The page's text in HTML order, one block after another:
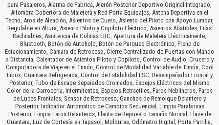
para Pasajeros, Alarma de Fabrica, Alerón Posterior Deportivo Original Integrado,
Alfombra Cobertora de Maletera y Red Porta Equipajes, Antena Deportiva en el
Techo, Aros de Aleación, Asientos de Cuero, Asiento del Piloto con Apoyo Lumbar,
Regulable en Altura, Asiento Piloto y Copiloto Eléctrico, Asientos Abatibles, Filas
Reclinables, Asistencia de Colinas EBC, Apertura de Maletera Eléctricamente,
Bluetooth, Botón de Autohold, Botón de Parqueo Electrónico, Freno de
Estacionamiento, Cámara de Retroceso, Cierre Centralizado de Puertas con Mando
a Distancia, Calentador de Asientos Piloto y Copiloto, Control de Audio, Crucero y
Computadora de Viaje en el Timón, Control de Modalidad Variable de Timón, Cool
Inbox, Guantera Refrigerada, Control de Estabilidad ESC, Desempañador Frontal y
Posterior, Tubo de Escape Separados Cromados, Espejos Eléctricos del Mismo
Color de la Carrocería, Intermitentes, Espejos Retractiles, Faros Neblineros, Faros
de Luces Frontales, Sensor de Retroceso, Ganchos de Remolque Delantero y
Posterior, Indicador Automático de Cambios Secuencial, Limpia Parabrisas
Posterior, Limpia Faros Delanteros, Llanta de Repuesto Tamaño Normal, Llave de
Guantera, Luz de Cortesía en Tapasol, Molduras, Odómetro Digital, Porta Parrilla,